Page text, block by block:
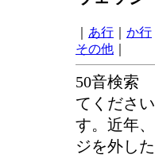
あ行 か行
その他
50音検索
てくださ
す。近年
ジを外し